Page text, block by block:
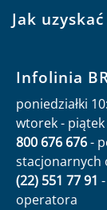
Jak
Infolinia
poniedziałki
wtorek - piątek
800 676 676-
stacjonarnych
(22) 551 77 91
operatora